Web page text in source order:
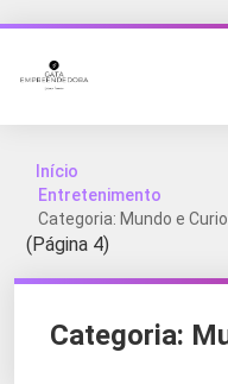
Início
Entretenimento
Categoria: Mundo e
(Página 4)
Categoria: